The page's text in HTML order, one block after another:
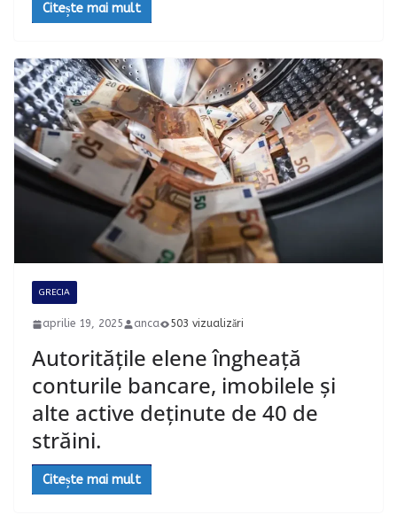
Citește mai mult
GRECIA
aprilie 19, 2025 anca 503 vizualizări
Autoritățile elene îngheață
conturile bancare, imobilele și
alte active deținute de 40 de
străini.
Citește mai mult